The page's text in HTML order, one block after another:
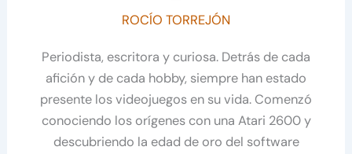
ROCÍO TORREJÓN
Periodista, escritora y curiosa. Detrás de cada
afición y de cada hobby, siempre han estado
presente los videojuegos en su vida. Comenzó
conociendo los orígenes con una Atari 2600 y
descubriendo la edad de oro del software